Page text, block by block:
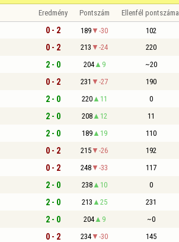
Eredmény Pontszám Ellenfél pontszáma
0 - 2 189 -30 102
0 - 2 213 -24 220
2 - 0 204 9 ~20
0 - 2 231 -27 190
2 - 0 220 11 0
2 - 0 208 12 11
2 - 0 189 19 110
0 - 2 215 -26 192
0 - 2 248 -33 117
2 - 0 238 10 0
2 - 0 213 25 231
2 - 0 204 9 ~0
0 - 2 234 -30 145